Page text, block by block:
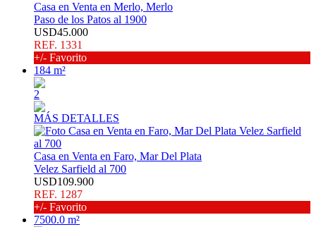
Casa en Venta en Merlo, Merlo
Paso de los Patos al 1900
USD45.000
REF. 1331
+/- Favorito
184 m²
2
MÁS DETALLES
Casa en Venta en Faro, Mar Del Plata
Velez Sarfield al 700
USD109.900
REF. 1287
+/- Favorito
7500.0 m²